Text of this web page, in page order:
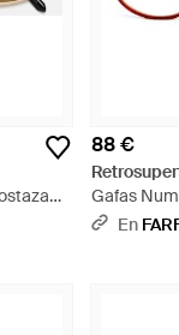
-
88 €
Gafas
En